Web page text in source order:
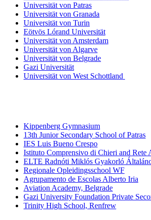
Universität von Patras
Universität von Granada
Universität von Turin
Eötvös Lórand Universität
Universität von Amsterdam
Universität von Algarve
Universität von Belgrade
Gazi Universität
Universität von West Schottland
Kippenberg Gymnasium
13th Junior Secondary School of Patras
IES Luis Bueno Crespo
Istituto Comprensivo di Chieri and Rete
ELTE Radnóti Miklós Gyakorló
Regionale Opleidingsschool WF
Agrupamento de Escolas Alberto Iria
Aviation Academy, Belgrade
Gazi University Foundation Private
Trinity High School, Renfrew